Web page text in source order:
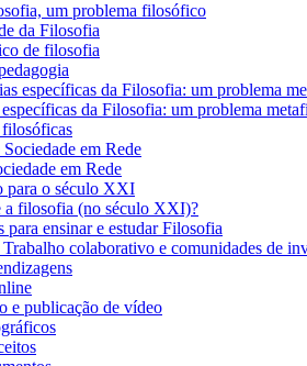
um problema filosófico
da Filosofia
de filosofia
específicas da Filosofia: um problema
da Filosofia: um problema
em Rede
em Rede
para o século XXI
a filosofia (no século XXI)?
ensinar e estudar Filosofia
colaborativo e comunidades de
e publicação de vídeo